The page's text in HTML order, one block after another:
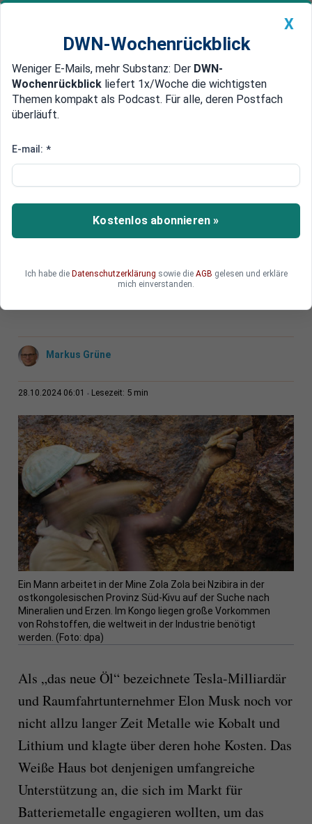
Newsticker MEIN DWN: Geldanlage Premium
Edelmetalle DWN-Magazin China
Batteriemetalle: Preisrutsch
könnte ein Trugschluss sein
Mit dem rasanten Preisverfall einiger für die
Batterieherstellung wichtiger Metalle sanken
Verfügbarkeit. Doch trotz fallender Preise bleibt
die Versorgungssicherheit ungewiss.
Markus Grüne
28.10.2024 06:01 Lesezeit: 5 min
Ein Mann arbeitet in der Mine Zola Zola bei Nzibira in der
ostkongolesischen Provinz Süd-Kivu auf der Suche nach
Mineralien und Erzen. Im Kongo liegen große Vorkommen
von Rohstoffen, die weltweit in der Industrie benötigt
werden. (Foto: dpa)
Als „das neue Öl“ bezeichnete Tesla-Milliardär
und Raumfahrtunternehmer Elon Musk noch vor
nicht allzu langer Zeit Metalle wie Kobalt und
Lithium und klagte über deren hohe Kosten. Das
Weiße Haus bot denjenigen umfangreiche
Unterstützung an, die sich im Markt für
Batteriemetalle engagieren wollten, um das
X
DWN-Wochenrückblick
Weniger E-Mails, mehr Substanz: Der DWN-
Wochenrückblick liefert 1x/Woche die wichtigsten
Themen kompakt als Podcast. Für alle, deren Postfach
überläuft.
E-mail: *
Kostenlos abonnieren »
Ich habe die Datenschutzerklärung sowie die AGB gelesen und erkläre
mich einverstanden.